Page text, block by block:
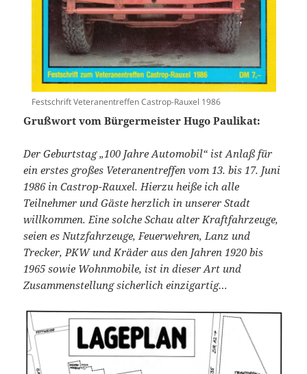
Festschrift Veteranentreffen Castrop-Rauxel 1986
Grußwort vom Bürgermeister Hugo Paulikat:
Der Geburtstag „100 Jahre Automobil“ ist Anlaß für
ein erstes großes Veteranentreffen vom 13. bis 17. Juni
1986 in Castrop-Rauxel. Hierzu heiße ich alle
Teilnehmer und Gäste herzlich in unserer Stadt
willkommen. Eine solche Schau alter Kraftfahrzeuge,
seien es Nutzfahrzeuge, Feuerwehren, Lanz und
Trecker, PKW und Kräder aus den Jahren 1920 bis
1965 sowie Wohnmobile, ist in dieser Art und
Zusammenstellung sicherlich einzigartig…